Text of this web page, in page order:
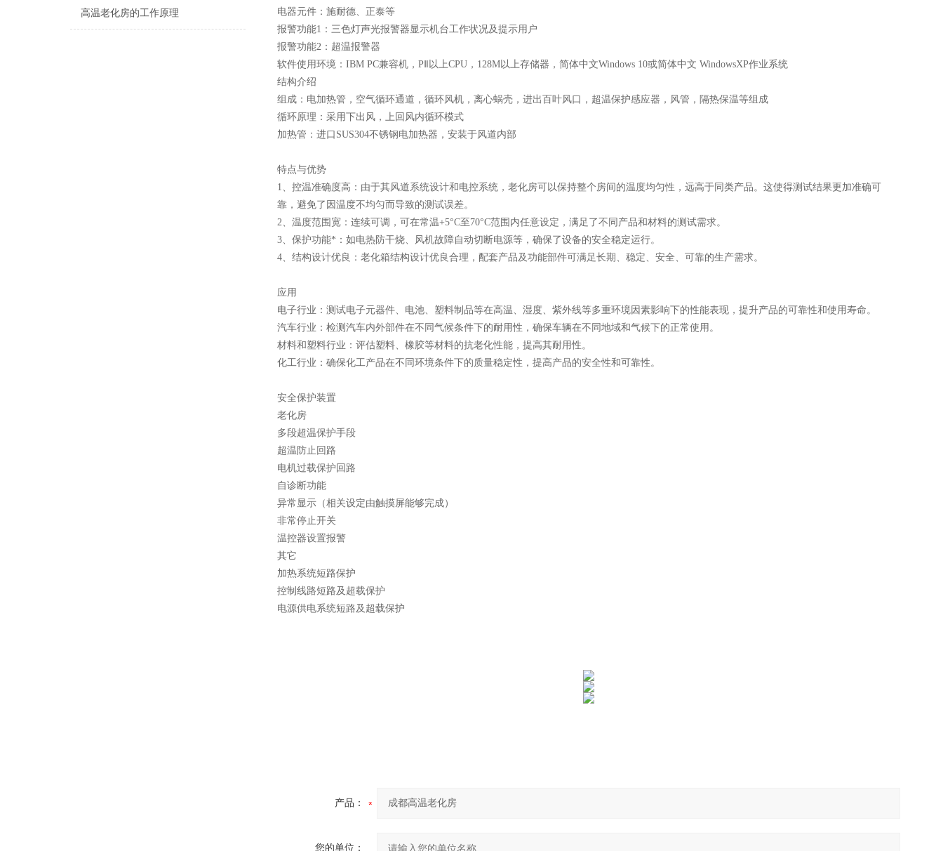
高温老化房的工作原理
电器元件：施耐德、正泰等
报警功能1 ：三色灯声光报警器显示机台工作状况及提示用户
报警功能2 ：超温报警器
软件使用环境：IBM PC兼容机，PⅡ以上CPU，128M以上存储器，简体中文Windows 10或简体中文 WindowsXP作业系统
结构介绍
组成：电加热管，空气循环通道，循环风机，离心蜗壳，进出百叶风口，超温保护感应器，风管，隔热保温等组成
循环原理：采用下出风，上回风内循环模式
加热管：进口SUS304不锈钢电加热器，安装于风道内部
特点与优势
1、控温准确度高：由于其风道系统设计和电控系统，老化房可以保持整个房间的温度均匀性，远高于同类产品。这使得测试结果更加准确可
靠，避免了因温度不均匀而导致的测试误差。
2、温度范围宽：连续可调，可在常温+5°C至70°C范围内任意设定，满足了不同产品和材料的测试需求。
3、保护功能*：如电热防干烧、风机故障自动切断电源等，确保了设备的安全稳定运行。
4、结构设计优良：老化箱结构设计优良合理，配套产品及功能部件可满足长期、稳定、安全、可靠的生产需求。
应用
电子行业：测试电子元器件、电池、塑料制品等在高温、湿度、紫外线等多重环境因素影响下的性能表现，提升产品的可靠性和使用寿命。
汽车行业：检测汽车内外部件在不同气候条件下的耐用性，确保车辆在不同地域和气候下的正常使用。
材料和塑料行业：评估塑料、橡胶等材料的抗老化性能，提高其耐用性。
化工行业：确保化工产品在不同环境条件下的质量稳定性，提高产品的安全性和可靠性。
安全保护装置
老化房
多段超温保护手段
超温防止回路
电机过载保护回路
自诊断功能
异常显示（相关设定由触摸屏能够完成）
非常停止开关
温控器设置报警
其它
加热系统短路保护
控制线路短路及超载保护
电源供电系统短路及超载保护
产品：
您的单位：